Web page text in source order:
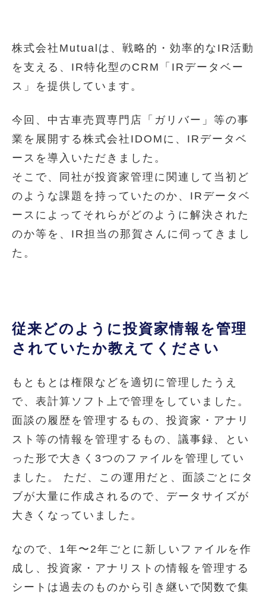
株式会社Mutualは、戦略的・効率的なIR活動
を支える、IR特化型のCRM「IRデータベー
ス」を提供しています。
今回、中古車売買専門店「ガリバー」等の事
業を展開する株式会社IDOMに、IRデータベ
ースを導入いただきました。
そこで、同社が投資家管理に関連して当初ど
のような課題を持っていたのか、IRデータベ
ースによってそれらがどのように解決された
のか等を、IR担当の那賀さんに伺ってきまし
た。
従来どのように投資家情報を管理
されていたか教えてください
もともとは権限などを適切に管理したうえ
で、表計算ソフト上で管理をしていました。
面談の履歴を管理するもの、投資家・アナリ
スト等の情報を管理するもの、議事録、とい
った形で大きく3つのファイルを管理してい
ました。 ただ、この運用だと、面談ごとにタ
ブが大量に作成されるので、データサイズが
大きくなっていました。
なので、1年〜2年ごとに新しいファイルを作
成し、投資家・アナリストの情報を管理する
シートは過去のものから引き継いで関数で集